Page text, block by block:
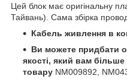
Цей блок має оригінальну
Тайвань). Сама збірка
Кабель живлення в
Ви можете придбати
якості, який вам
товару NM009892,